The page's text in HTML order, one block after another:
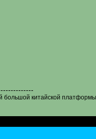
большой китайской